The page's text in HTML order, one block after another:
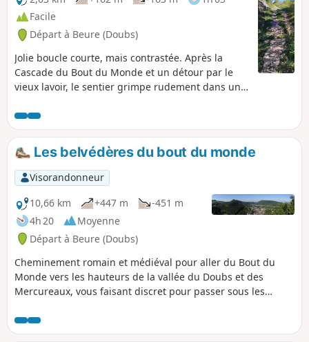
jurassiens.
Facile
Départ à Beure (Doubs)
Jolie boucle courte, mais contrastée. Après la
Cascade du Bout du Monde et un détour par le
vieux lavoir, le sentier grimpe rudement dans un
la Pisseur. On y devine encore les traces des
anciens chariots aux roues cerclées de fer, avant
de profiter de superbes points de vue sur les
monts et la vallée du Doubs.
Les belvédères du bout du monde
Visorandonneur
10,66 km
+447 m
-451 m
4h 20
Moyenne
Départ à Beure (Doubs)
Cheminement romain et médiéval pour aller du Bout du
Monde vers les hauteurs de la vallée du Doubs et des
Mercureaux, vous faisant discret pour passer sous les
rançonneur et vous plaçant bien vite sous la protection de
nos polychromes saints de bois franc-comtois.